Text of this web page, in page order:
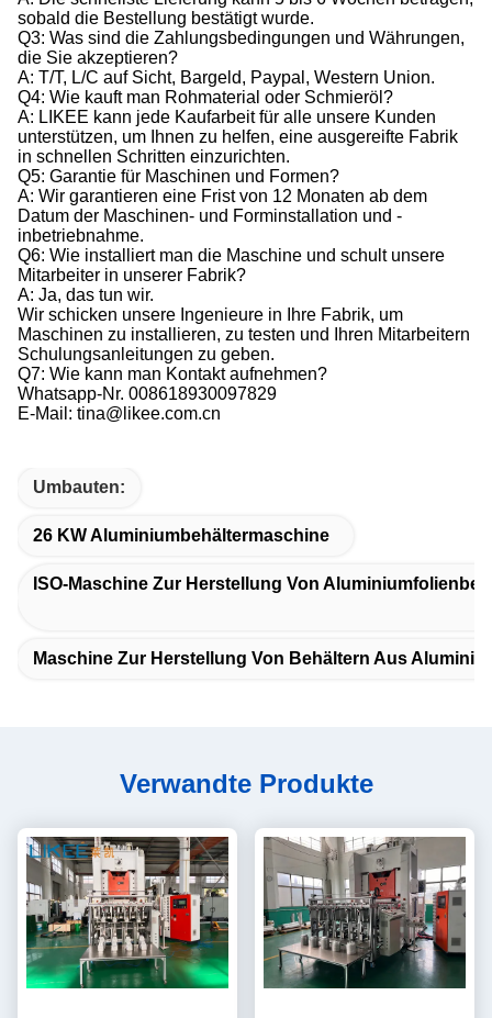
sobald die Bestellung bestätigt wurde.
Q3: Was sind die Zahlungsbedingungen und Währungen,
die Sie akzeptieren?
A: T/T, L/C auf Sicht, Bargeld, Paypal, Western Union.
Q4: Wie kauft man Rohmaterial oder Schmieröl?
A: LIKEE kann jede Kaufarbeit für alle unsere Kunden
unterstützen, um Ihnen zu helfen, eine ausgereifte Fabrik
in schnellen Schritten einzurichten.
Q5: Garantie für Maschinen und Formen?
A: Wir garantieren eine Frist von 12 Monaten ab dem
Datum der Maschinen- und Forminstallation und -
inbetriebnahme.
Q6: Wie installiert man die Maschine und schult unsere
Mitarbeiter in unserer Fabrik?
A: Ja, das tun wir.
Wir schicken unsere Ingenieure in Ihre Fabrik, um
Maschinen zu installieren, zu testen und Ihren Mitarbeitern
Schulungsanleitungen zu geben.
Q7: Wie kann man Kontakt aufnehmen?
Whatsapp-Nr. 008618930097829
E-Mail: tina@likee.com.cn
Umbauten:
26 KW Aluminiumbehältermaschine
ISO-Maschine Zur Herstellung Von
Maschine Zur Herstellung Von Behältern Aus
Verwandte Produkte